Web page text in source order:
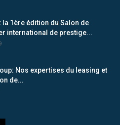
la 1ère édition du Salon de
international de prestige...
Nos expertises du leasing et
de...